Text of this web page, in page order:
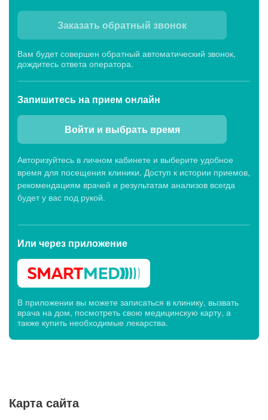
Заказать обратный звонок
Вам будет совершен обратный автоматический звонок,
дождитесь ответа оператора.
Запишитесь на прием онлайн
Войти и выбрать время
Авторизуйтесь в личном кабинете и выберите удобное
время для посещения клиники. Доступ к истории приемов,
рекомендациям врачей и результатам анализов всегда
будет у вас под рукой.
Или через приложение
В приложении вы можете записаться в клинику, вызвать
врача на дом, посмотреть свою медицинскую карту, а
также купить необходимые лекарства.
Карта сайта